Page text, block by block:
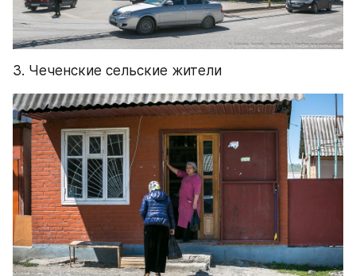
3. Чеченские сельские жители